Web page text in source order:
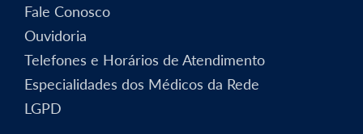
Fale Conosco
Ouvidoria
Telefones e Horários de Atendimento
Especialidades dos Médicos da Rede
LGPD